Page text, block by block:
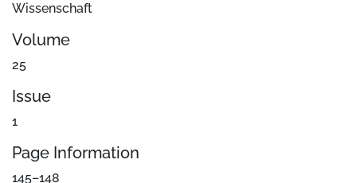
Wissenschaft
Volume
25
Issue
1
Page Information
145–148